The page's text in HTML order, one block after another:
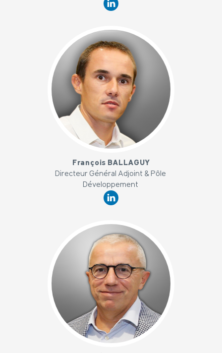
François BALLAGUY
Directeur Général Adjoint & Pôle
Développement